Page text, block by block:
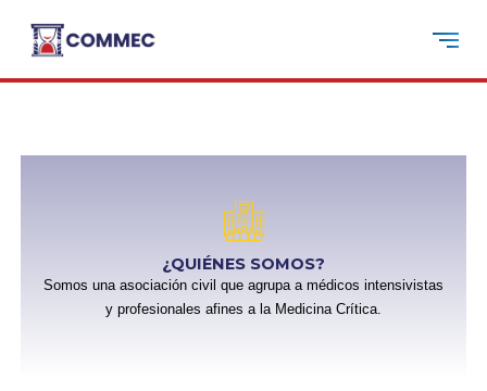
¿QUIÉNES SOMOS?
Somos una asociación civil que agrupa a médicos intensivistas
y profesionales afines a la Medicina Crítica.